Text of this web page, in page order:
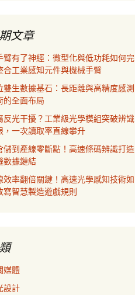
文章
臂有了神經：微型化與低功耗如何完
合工業感知元件與機械手臂
雙生數據基石：長距離與高精度感測
的全面布局
反光干擾？工業級光學模組突破辨識
，一次讀取率直線攀升
儲到產線零斷點！高速條碼辨識打造
數據鏈結
效率翻倍關鍵！高速光學感知技術如
寫智慧製造遊戲規則
媒體
設計